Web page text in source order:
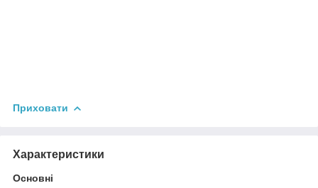
Приховати
Характеристики
Основні